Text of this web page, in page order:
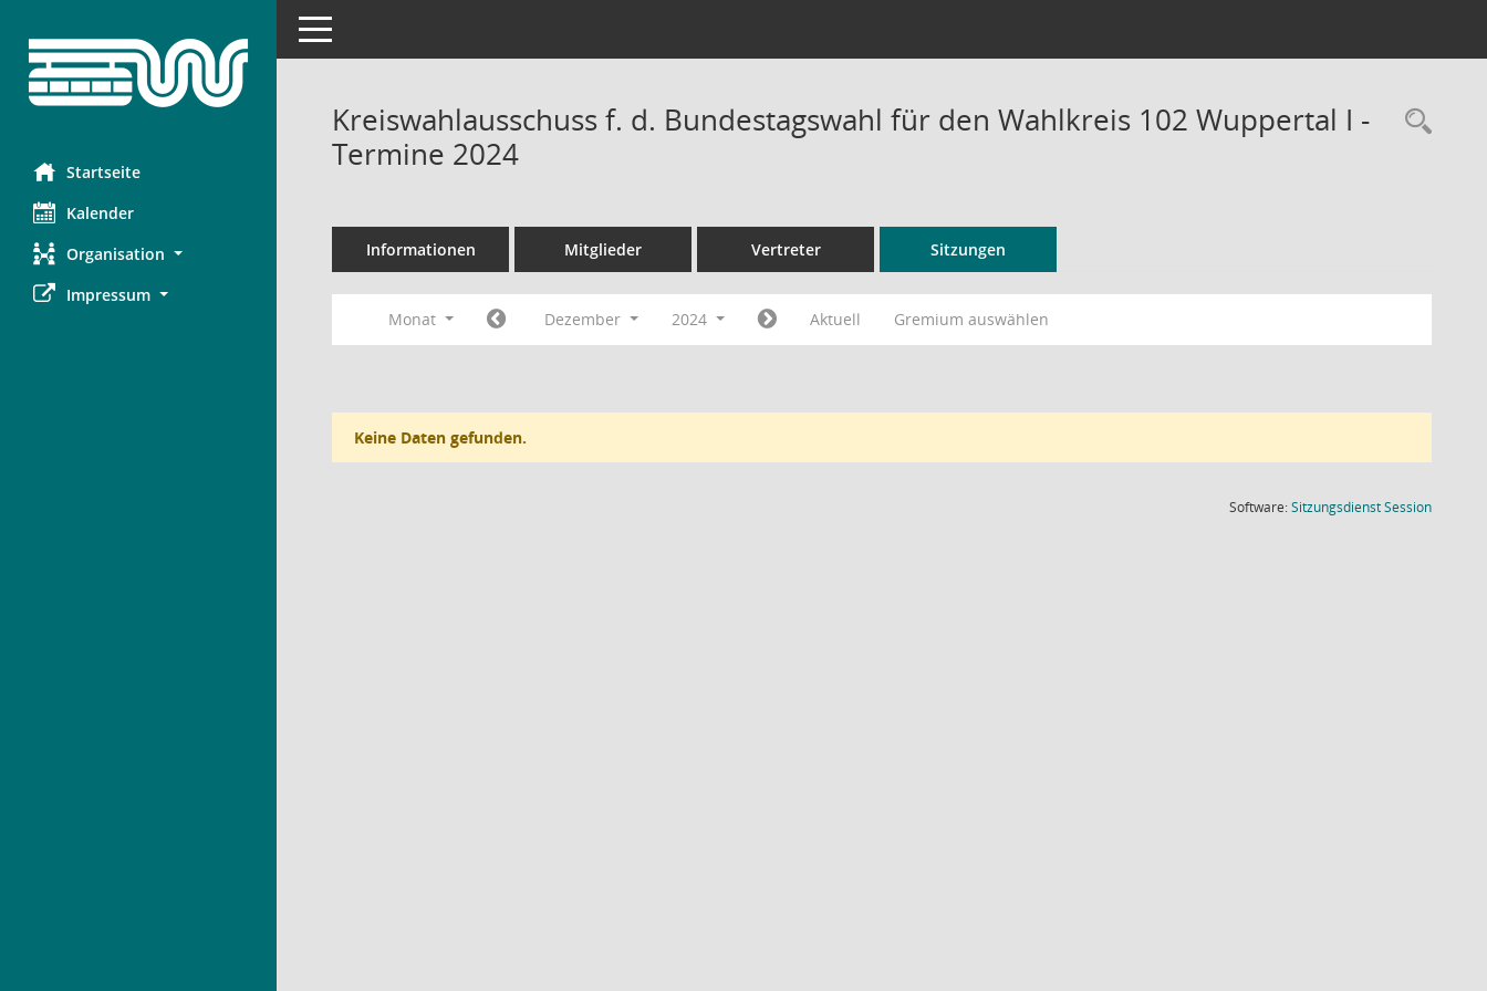
Startseite
Kalender
Organisation
Impressum
Toggle navigation
Kreiswahlausschuss f. d. Bundestagswahl für den Wahlkreis 102 Wuppertal I -
Termine 2024
Informationen Mitglieder Vertreter Sitzungen
Monat Dezember 2024 Aktuell Gremium auswählen
Keine Daten gefunden.
Software:SitzungsdienstSession(Wird in